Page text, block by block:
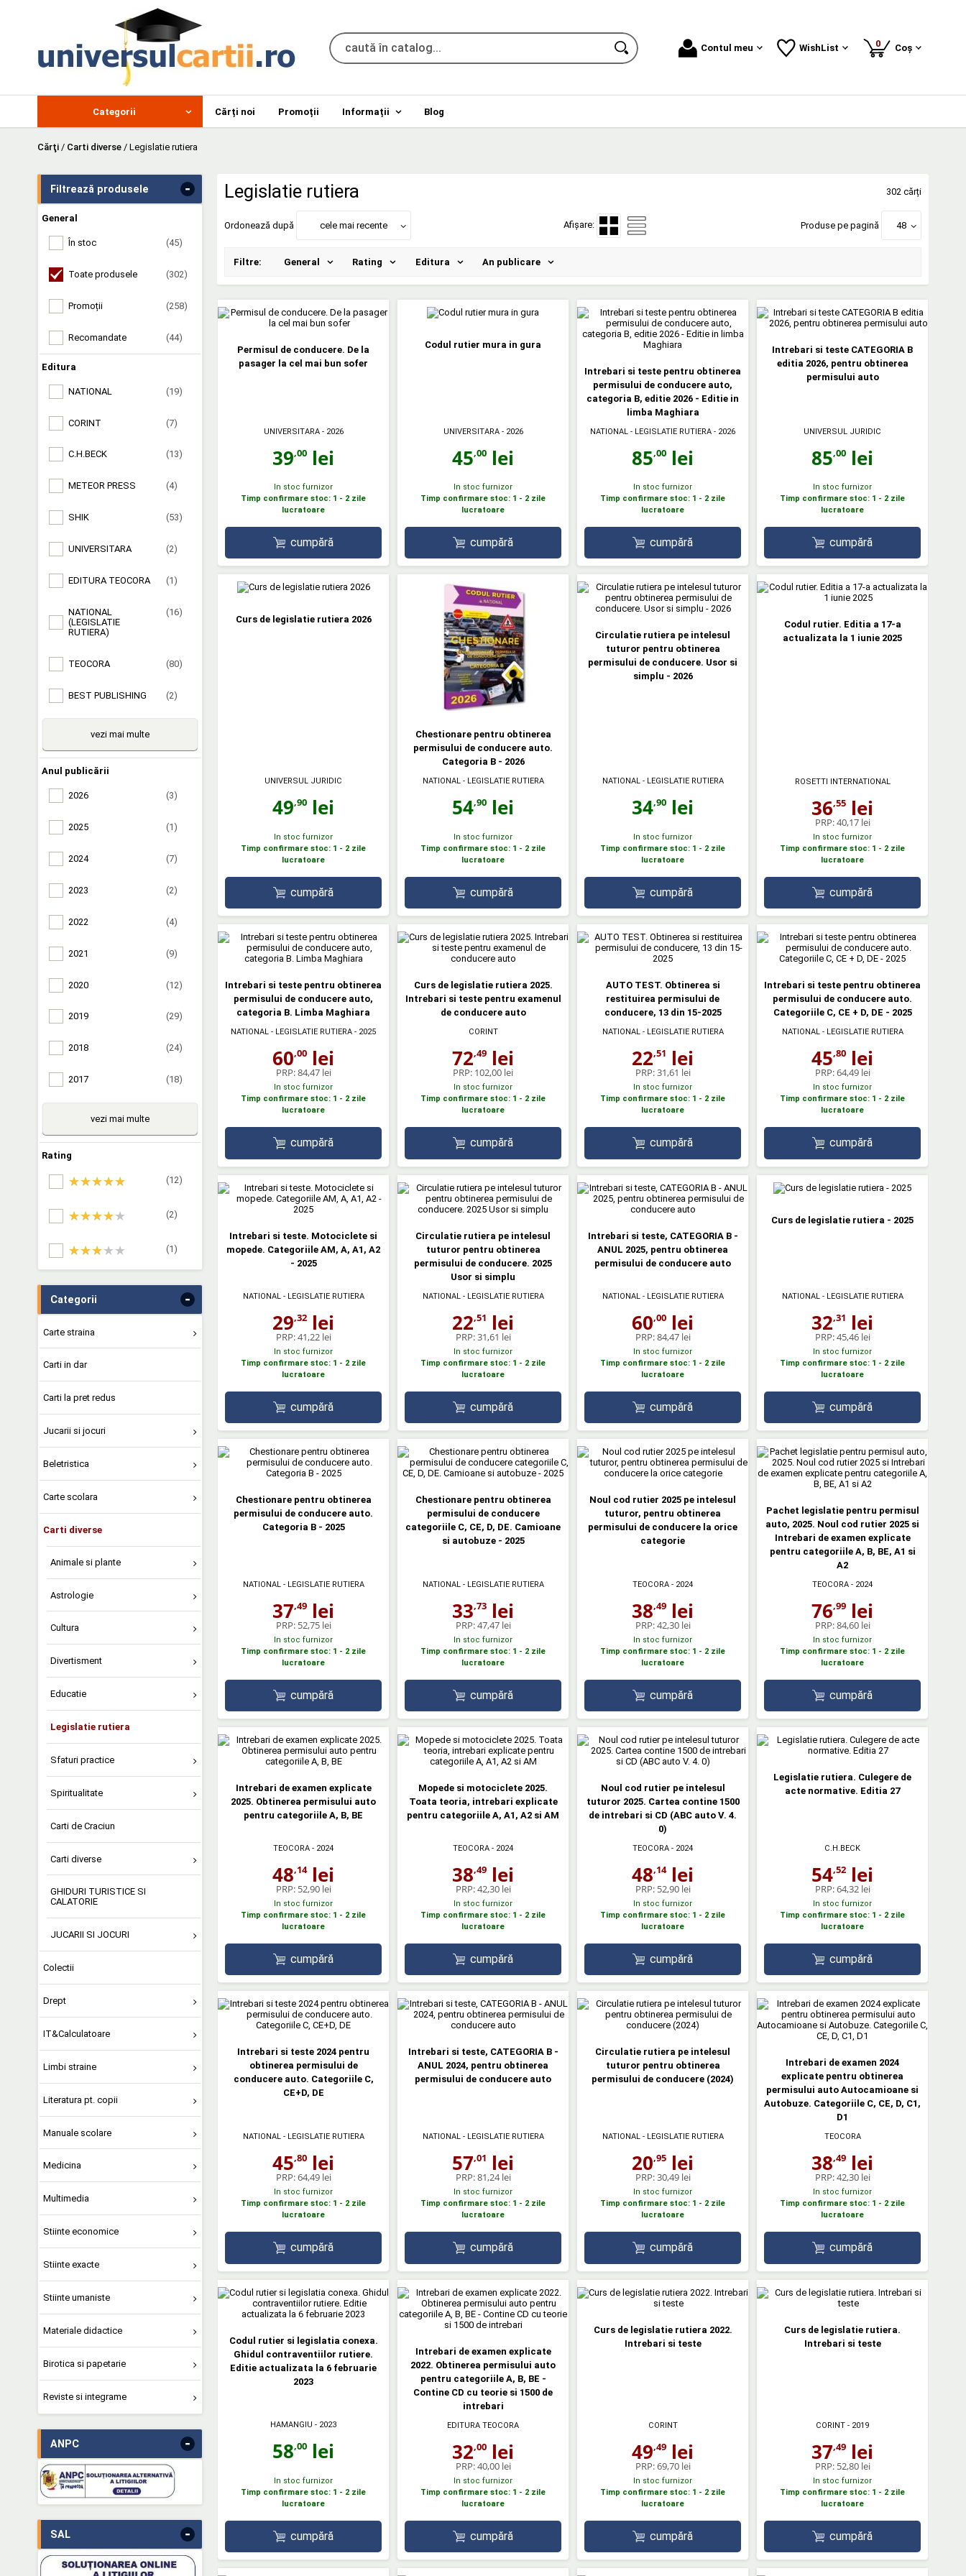
Contul meu WishList 0produse
Coș
Categorii Cărți noi Promoții Informații Blog
Cărţi / Carti diverse / Legislatie rutiera
Filtrează produsele -
General
În stoc (45)
Toate produsele (302)
Promoții (258)
Recomandate (44)
Editura
NATIONAL (19)
CORINT (7)
C.H.BECK (13)
METEOR PRESS (4)
SHIK (53)
UNIVERSITARA (2)
EDITURA TEOCORA (1)
NATIONAL
(LEGISLATIE
RUTIERA)
(16)
TEOCORA (80)
BEST PUBLISHING (2)
vezi mai multe
Anul publicării
2026 (3)
2025 (1)
2024 (7)
2023 (2)
2022 (4)
2021 (9)
2020 (12)
2019 (29)
2018 (24)
2017 (18)
vezi mai multe
Rating
(12)
(2)
(1)
Categorii -
Carte straina
Carti in dar
Carti la pret redus
Jucarii si jocuri
Beletristica
Carte scolara
Carti diverse
Animale si plante
Astrologie
Cultura
Divertisment
Educatie
Legislatie rutiera
Sfaturi practice
Spiritualitate
Carti de Craciun
Carti diverse
GHIDURI TURISTICE SI
CALATORIE
JUCARII SI JOCURI
Colectii
Drept
IT&Calculatoare
Limbi straine
Literatura pt. copii
Manuale scolare
Medicina
Multimedia
Stiinte economice
Stiinte exacte
Stiinte umaniste
Materiale didactice
Birotica si papetarie
Reviste si integrame
ANPC -
SAL -
Legislatie rutiera 302 cărți
Ordonează după cele mai recente Afișare: Produse pe pagină 48
Filtre: General Rating Editura An publicare
Permisul de conducere. De la
pasager la cel mai bun sofer
UNIVERSITARA- 2026
39,00 lei
In stoc furnizor
Timp confirmare stoc: 1 - 2 zile
lucratoare
cumpără
Codul rutier mura in gura
UNIVERSITARA- 2026
45,00 lei
In stoc furnizor
Timp confirmare stoc: 1 - 2 zile
lucratoare
cumpără
Intrebari si teste pentru obtinerea
permisului de conducere auto,
categoria B, editie 2026 - Editie in
limba Maghiara
NATIONAL - LEGISLATIE RUTIERA - 2026
85,00 lei
In stoc furnizor
Timp confirmare stoc: 1 - 2 zile
lucratoare
cumpără
Intrebari si teste CATEGORIA B
editia 2026, pentru obtinerea
permisului auto
UNIVERSUL JURIDIC
85,00 lei
In stoc furnizor
Timp confirmare stoc: 1 - 2 zile
lucratoare
cumpără
Curs de legislatie rutiera 2026
UNIVERSUL JURIDIC
49,90 lei
In stoc furnizor
Timp confirmare stoc: 1 - 2 zile
lucratoare
cumpără
Chestionare pentru obtinerea
permisului de conducere auto.
Categoria B - 2026
NATIONAL - LEGISLATIE RUTIERA
54,90 lei
In stoc furnizor
Timp confirmare stoc: 1 - 2 zile
lucratoare
cumpără
Circulatie rutiera pe intelesul
tuturor pentru obtinerea
permisului de conducere. Usor si
simplu - 2026
NATIONAL - LEGISLATIE RUTIERA
34,90 lei
In stoc furnizor
Timp confirmare stoc: 1 - 2 zile
lucratoare
cumpără
Codul rutier. Editia a 17-a
actualizata la 1 iunie 2025
ROSETTI INTERNATIONAL
36,55 lei
PRP:40,17 lei
In stoc furnizor
Timp confirmare stoc: 1 - 2 zile
lucratoare
cumpără
Intrebari si teste pentru obtinerea
permisului de conducere auto,
categoria B. Limba Maghiara
NATIONAL - LEGISLATIE RUTIERA - 2025
60,00 lei
PRP:84,47 lei
In stoc furnizor
Timp confirmare stoc: 1 - 2 zile
lucratoare
cumpără
Curs de legislatie rutiera 2025.
Intrebari si teste pentru examenul
de conducere auto
CORINT
72,49 lei
PRP: 102,00 lei
In stoc furnizor
Timp confirmare stoc: 1 - 2 zile
lucratoare
cumpără
AUTO TEST. Obtinerea si
restituirea permisului de
conducere, 13 din 15-2025
NATIONAL - LEGISLATIE RUTIERA
22,51 lei
PRP:31,61 lei
In stoc furnizor
Timp confirmare stoc: 1 - 2 zile
lucratoare
cumpără
Intrebari si teste pentru obtinerea
permisului de conducere auto.
Categoriile C, CE + D, DE - 2025
NATIONAL - LEGISLATIE RUTIERA
45,80 lei
PRP:64,49 lei
In stoc furnizor
Timp confirmare stoc: 1 - 2 zile
lucratoare
cumpără
Intrebari si teste. Motociclete si
mopede. Categoriile AM, A, A1, A2
- 2025
NATIONAL - LEGISLATIE RUTIERA
29,32 lei
PRP:41,22 lei
In stoc furnizor
Timp confirmare stoc: 1 - 2 zile
lucratoare
cumpără
Circulatie rutiera pe intelesul
tuturor pentru obtinerea
permisului de conducere. 2025
Usor si simplu
NATIONAL - LEGISLATIE RUTIERA
22,51 lei
PRP:31,61 lei
In stoc furnizor
Timp confirmare stoc: 1 - 2 zile
lucratoare
cumpără
Intrebari si teste, CATEGORIA B -
ANUL 2025, pentru obtinerea
permisului de conducere auto
NATIONAL - LEGISLATIE RUTIERA
60,00 lei
PRP:84,47 lei
In stoc furnizor
Timp confirmare stoc: 1 - 2 zile
lucratoare
cumpără
Curs de legislatie rutiera - 2025
NATIONAL - LEGISLATIE RUTIERA
32,31 lei
PRP:45,46 lei
In stoc furnizor
Timp confirmare stoc: 1 - 2 zile
lucratoare
cumpără
Chestionare pentru obtinerea
permisului de conducere auto.
Categoria B - 2025
NATIONAL - LEGISLATIE RUTIERA
37,49 lei
PRP: 52,75 lei
In stoc furnizor
Timp confirmare stoc: 1 - 2 zile
lucratoare
cumpără
Chestionare pentru obtinerea
permisului de conducere
categoriile C, CE, D, DE. Camioane
si autobuze - 2025
NATIONAL - LEGISLATIE RUTIERA
33,73 lei
PRP:47,47 lei
In stoc furnizor
Timp confirmare stoc: 1 - 2 zile
lucratoare
cumpără
Noul cod rutier 2025 pe intelesul
tuturor, pentru obtinerea
permisului de conducere la orice
categorie
TEOCORA - 2024
38,49 lei
PRP:42,30 lei
In stoc furnizor
Timp confirmare stoc: 1 - 2 zile
lucratoare
cumpără
Pachet legislatie pentru permisul
auto, 2025. Noul cod rutier 2025 si
Intrebari de examen explicate
pentru categoriile A, B, BE, A1 si
A2
TEOCORA - 2024
76,99 lei
PRP:84,60 lei
In stoc furnizor
Timp confirmare stoc: 1 - 2 zile
lucratoare
cumpără
Intrebari de examen explicate
2025. Obtinerea permisului auto
pentru categoriile A, B, BE
TEOCORA - 2024
48,14lei
PRP: 52,90 lei
In stoc furnizor
Timp confirmare stoc: 1 - 2 zile
lucratoare
cumpără
Mopede si motociclete 2025.
Toata teoria, intrebari explicate
pentru categoriile A, A1, A2 si AM
TEOCORA - 2024
38,49 lei
PRP:42,30 lei
In stoc furnizor
Timp confirmare stoc: 1 - 2 zile
lucratoare
cumpără
Noul cod rutier pe intelesul
tuturor 2025. Cartea contine 1500
de intrebari si CD (ABC auto V. 4.
0)
TEOCORA - 2024
48,14lei
PRP: 52,90 lei
In stoc furnizor
Timp confirmare stoc: 1 - 2 zile
lucratoare
cumpără
Legislatie rutiera. Culegere de
acte normative. Editia 27
C.H.BECK
54,52 lei
PRP:64,32 lei
In stoc furnizor
Timp confirmare stoc: 1 - 2 zile
lucratoare
cumpără
Intrebari si teste 2024 pentru
obtinerea permisului de
conducere auto. Categoriile C,
CE+D, DE
NATIONAL - LEGISLATIE RUTIERA
45,80 lei
PRP:64,49 lei
In stoc furnizor
Timp confirmare stoc: 1 - 2 zile
lucratoare
cumpără
Intrebari si teste, CATEGORIA B -
ANUL 2024, pentru obtinerea
permisului de conducere auto
NATIONAL - LEGISLATIE RUTIERA
57,01 lei
PRP:81,24 lei
In stoc furnizor
Timp confirmare stoc: 1 - 2 zile
lucratoare
cumpără
Circulatie rutiera pe intelesul
tuturor pentru obtinerea
permisului de conducere (2024)
NATIONAL - LEGISLATIE RUTIERA
20,95 lei
PRP:30,49 lei
In stoc furnizor
Timp confirmare stoc: 1 - 2 zile
lucratoare
cumpără
Intrebari de examen 2024
explicate pentru obtinerea
permisului auto Autocamioane si
Autobuze. Categoriile C, CE, D, C1,
D1
TEOCORA
38,49 lei
PRP:42,30 lei
In stoc furnizor
Timp confirmare stoc: 1 - 2 zile
lucratoare
cumpără
Codul rutier si legislatia conexa.
Ghidul contraventiilor rutiere.
Editie actualizata la 6 februarie
2023
HAMANGIU - 2023
58,00 lei
In stoc furnizor
Timp confirmare stoc: 1 - 2 zile
lucratoare
cumpără
Intrebari de examen explicate
2022. Obtinerea permisului auto
pentru categoriile A, B, BE -
Contine CD cu teorie si 1500 de
intrebari
EDITURA TEOCORA
32,00 lei
PRP:40,00 lei
In stoc furnizor
Timp confirmare stoc: 1 - 2 zile
lucratoare
cumpără
Curs de legislatie rutiera 2022.
Intrebari si teste
CORINT
49,49 lei
PRP:69,70 lei
In stoc furnizor
Timp confirmare stoc: 1 - 2 zile
lucratoare
cumpără
Curs de legislatie rutiera.
Intrebari si teste
CORINT - 2019
37,49 lei
PRP: 52,80 lei
In stoc furnizor
Timp confirmare stoc: 1 - 2 zile
lucratoare
cumpără